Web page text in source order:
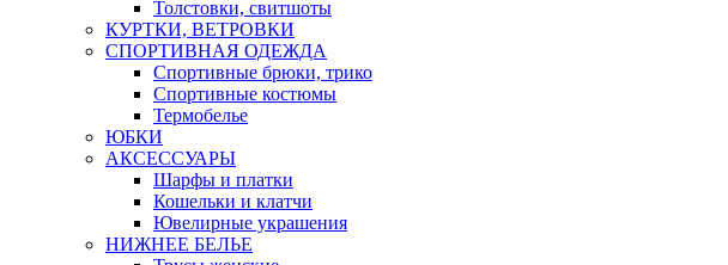
Толстовки, свитшоты
КУРТКИ, ВЕТРОВКИ
СПОРТИВНАЯ ОДЕЖДА
Спортивные брюки, трико
Спортивные костюмы
Термобелье
ЮБКИ
AКСЕССУАРЫ
Шарфы и платки
Кошельки и клатчи
Ювелирные украшения
НИЖНЕЕ БЕЛЬЕ